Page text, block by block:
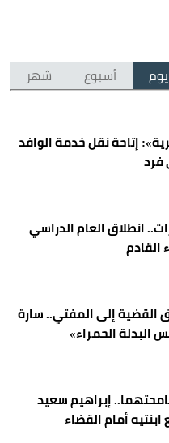
يوم أسبوع شهر
إتاحة نقل خدمة الوافد
فرد
4 إدارات.. انطلاق العام الدراسي
القادم
القضية إلى المفتي.. سارة
البدلة الحمراء»
إبراهيم سعيد
أمام القضاء